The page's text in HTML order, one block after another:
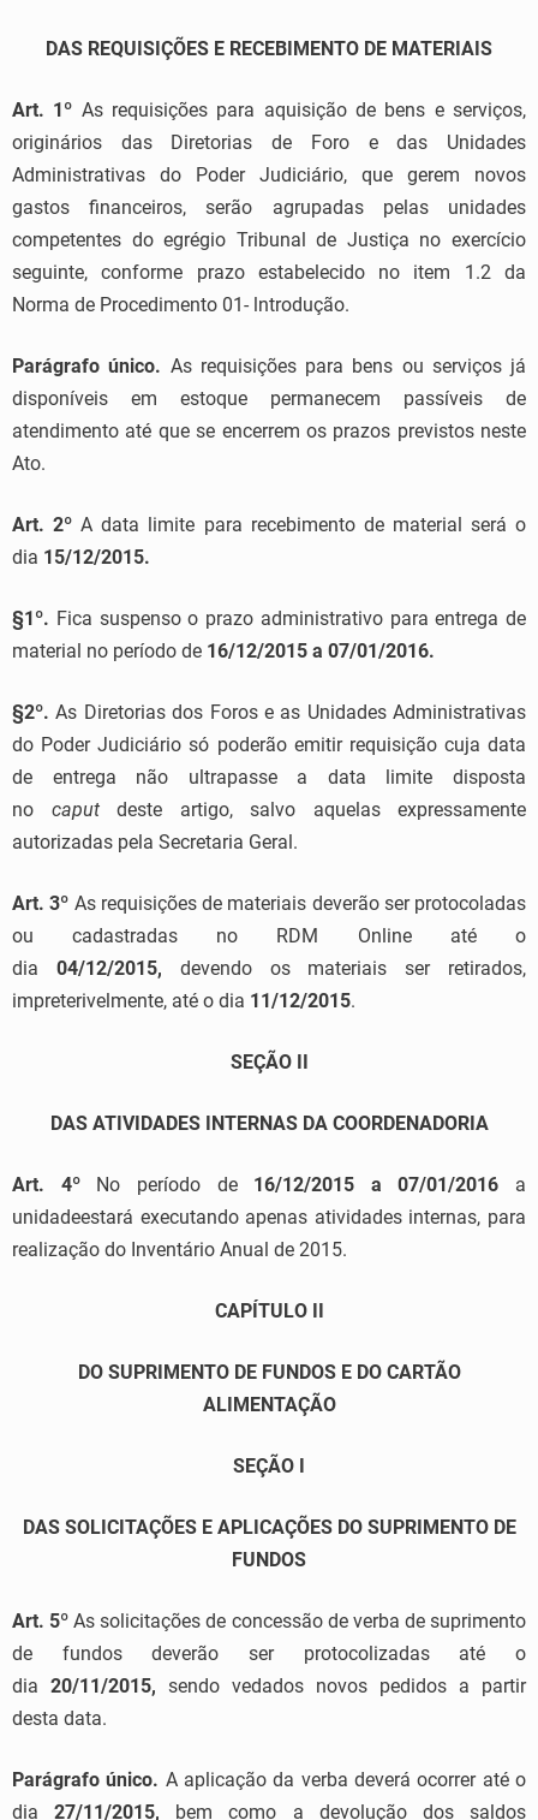
DAS REQUISIÇÕES E RECEBIMENTO DE MATERIAIS
Art. 1º As requisições para aquisição de bens e serviços,
originários das Diretorias de Foro e das Unidades
Administrativas do Poder Judiciário, que gerem novos
gastos financeiros, serão agrupadas pelas unidades
competentes do egrégio Tribunal de Justiça no exercício
seguinte, conforme prazo estabelecido no item 1.2 da
Norma de Procedimento 01- lntrodução.
Parágrafo único. As requisições para bens ou serviços já
disponíveis em estoque permanecem passíveis de
atendimento até que se encerrem os prazos previstos neste
Ato.
Art. 2º A data limite para recebimento de material será o
dia 15/12/2015.
§1º. Fica suspenso o prazo administrativo para entrega de
material no período de 16/12/2015 a 07/01/2016.
§2º.As Diretorias dos Foros e as Unidades Administrativas
do Poder Judiciário só poderão emitir requisição cuja data
de entrega não ultrapasse a data limite disposta
no caput deste artigo, salvo aquelas expressamente
autorizadas pela Secretaria Geral.
Art. 3º As requisições de materiais deverão ser protocoladas
ou cadastradas no RDM Online até o
dia 04/12/2015, devendo os materiais ser retirados,
impreterivelmente, até o dia 11/12/2015.
SEÇÃO II
DAS ATIVIDADES INTERNAS DA COORDENADORIA
Art. 4º No período de 16/12/2015 a 07/01/2016 a
unidadeestará executando apenas atividades internas, para
realização do Inventário Anual de 2015.
CAPÍTULO II
DO SUPRIMENTO DE FUNDOS E DO CARTÃO
ALIMENTAÇÃO
SEÇÃO I
DAS SOLICITAÇÕES E APLICAÇÕES DO SUPRIMENTO DE
FUNDOS
Art. 5º As solicitações de concessão de verba de suprimento
de fundos deverão ser protocolizadas até o
dia 20/11/2015, sendo vedados novos pedidos a partir
desta data.
Parágrafo único. A aplicação da verba deverá ocorrer até o
dia27/11/2015, bem como a devolução dos saldos